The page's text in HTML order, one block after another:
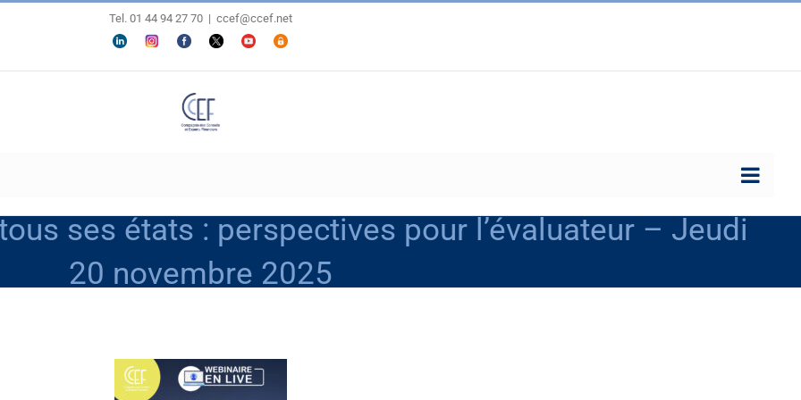
Tel. 01 44 94 27 70 | ccef@ccef.net
LINKEDINPersonnaliser
FACEBOOK
X YOUTUBE
ESPACE
ses états : perspectives pour l’évaluateur – Jeudi
20 novembre 2025